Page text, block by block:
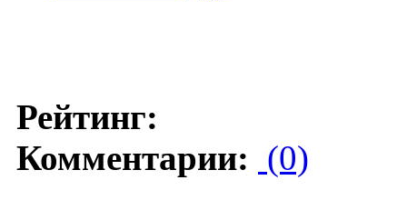
Рейтинг:
Комментарии: (0)